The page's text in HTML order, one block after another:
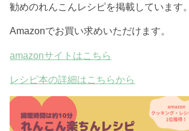
勧めのれんこんレシピを掲載しています。
Amazonでお買い求めいただけます。
amazonサイトはこちら
レシピ本の詳細はこちらから